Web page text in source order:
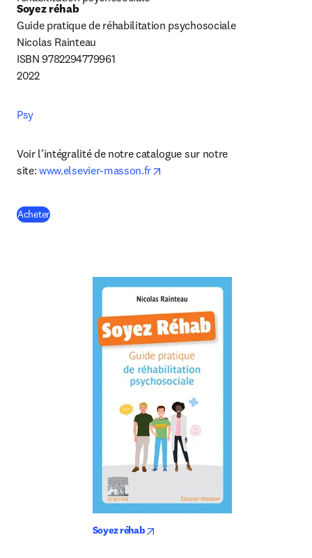
Soyez réhab
Guide pratique de réhabilitation psychosociale
Nicolas Rainteau
ISBN 9782294779961
2022
Psy
Voir l'intégralité de notre catalogue sur notre
site: www.elsevier-masson.fr
Acheter(
Soyez réhab